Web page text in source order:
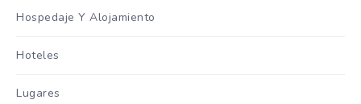
Hospedaje Y Alojamiento
Hoteles
Lugares